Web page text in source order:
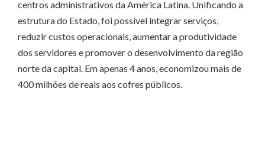
centros administrativos da América Latina. Unificando a
estrutura do Estado, foi possível integrar serviços,
reduzir custos operacionais, aumentar a produtividade
dos servidores e promover o desenvolvimento da região
norte da capital. Em apenas 4 anos, economizou mais de
400 milhões de reais aos cofres públicos.